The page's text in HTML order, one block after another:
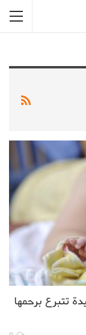
أنجبت 4 أبناء سيدة تتبرع برحمها